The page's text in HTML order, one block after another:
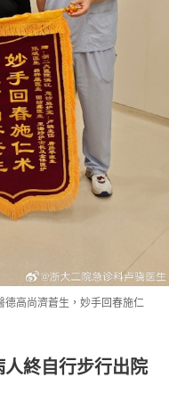
德高尚濟蒼生，妙手回春施仁
終自行步行出院